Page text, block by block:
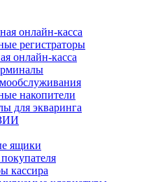
онлайн-касса
регистраторы
онлайн-касса
накопители
для экваринга
ящики
кассира